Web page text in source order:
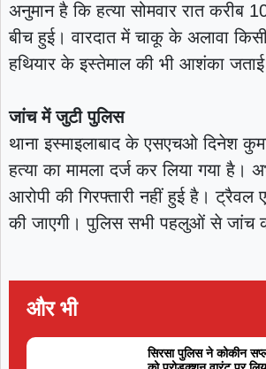
अनुमान है कि हत्या सोमवार रात
बीच हुई। वारदात में चाकू के अलावा
हथियार के इस्तेमाल की भी आशंका
जांच में जुटी पुलिस
थाना इस्माइलाबाद के एसएचओ दिनेश
हत्या का मामला दर्ज कर लिया गया है।
आरोपी की गिरफ्तारी नहीं हुई है।
की जाएगी। पुलिस सभी पहलुओं से जांच
और भी
सिरसा पुलिस ने कोकीन